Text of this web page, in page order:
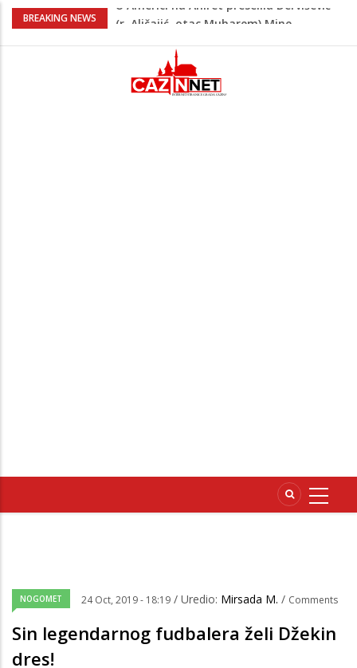
BREAKING NEWS
Milionske odluke na sjednici Vlade USK:
Američki kongresmeni traže od Trumpa:
Vratite sankcije zvaničnicima iz
Republike Srpske
NOGOMET 24 Oct, 2019 - 18:19 / Uredio: Mirsada M. / Comments
Sin legendarnog fudbalera želi Džekin
dres!